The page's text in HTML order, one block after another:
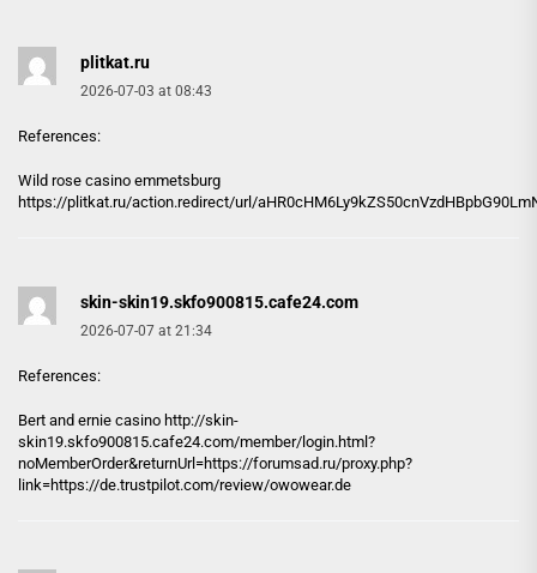
plitkat.ru
2026-07-03 at 08:43
References:
Wild rose casino emmetsburg
https://plitkat.ru/action.redirect/url/
skin-skin19.skfo900815.cafe24.com
2026-07-07 at 21:34
References:
Bert and ernie casino http://skin-
skin19.skfo900815.cafe24.com/member/login.html?
noMemberOrder&returnUrl=https://forumsad.ru/proxy.php?
link=https://de.trustpilot.com/review/owowear.de